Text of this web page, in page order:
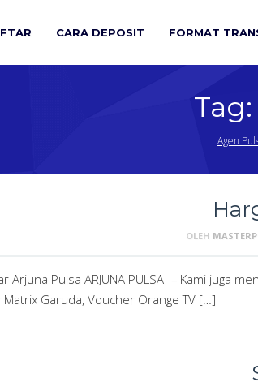
CARA DEPOSIT FORMAT
Tag:
Agen
OLEH
Arjuna Pulsa ARJUNA PULSA – Kami juga
Garuda, Voucher Orange TV […]